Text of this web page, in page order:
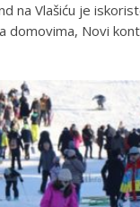
na Vlašiću je
domovima, Novi